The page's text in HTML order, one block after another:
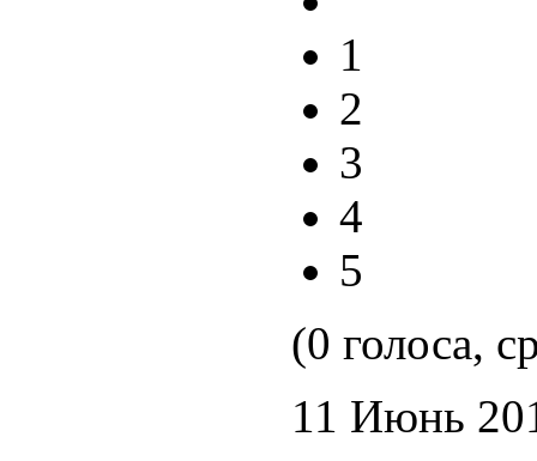
1
2
3
4
5
(0 голоса,
11 Июнь